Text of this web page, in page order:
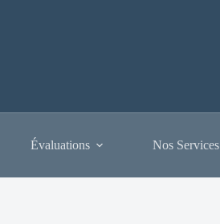
Évaluations Nos Services